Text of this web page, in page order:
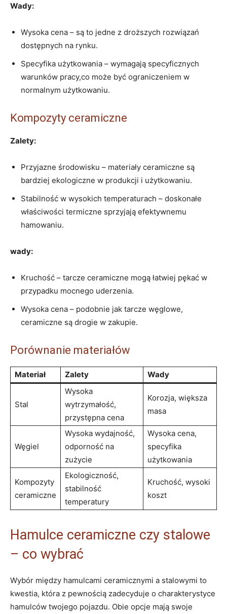
Wady:
Wysoka cena – są to jedne z droższych rozwiązań
dostępnych na rynku.
Specyfika użytkowania – wymagają specyficznych
warunków pracy,co może być ograniczeniem w
normalnym użytkowaniu.
Kompozyty ceramiczne
Zalety:
Przyjazne środowisku – materiały ceramiczne są
bardziej ekologiczne w produkcji i użytkowaniu.
Stabilność w wysokich temperaturach – doskonałe
właściwości termiczne sprzyjają efektywnemu
hamowaniu.
wady:
Kruchość – tarcze ceramiczne mogą łatwiej pękać w
przypadku mocnego uderzenia.
Wysoka cena – podobnie jak tarcze węglowe,
ceramiczne są drogie w zakupie.
Porównanie materiałów
Materiał Zalety Wady
Stal
Wysoka
wytrzymałość,
przystępna cena
Korozja, większa
masa
Węgiel
Wysoka wydajność,
odporność na
zużycie
Wysoka cena,
specyfika
użytkowania
Kompozyty
ceramiczne
Ekologiczność,
stabilność
temperatury
Kruchość, wysoki
koszt
Hamulce ceramiczne czy stalowe
– co wybrać
Wybór między hamulcami ceramicznymi a stalowymi to
kwestia, która z pewnością zadecyduje o charakterystyce
hamulców twojego pojazdu. Obie opcje mają swoje